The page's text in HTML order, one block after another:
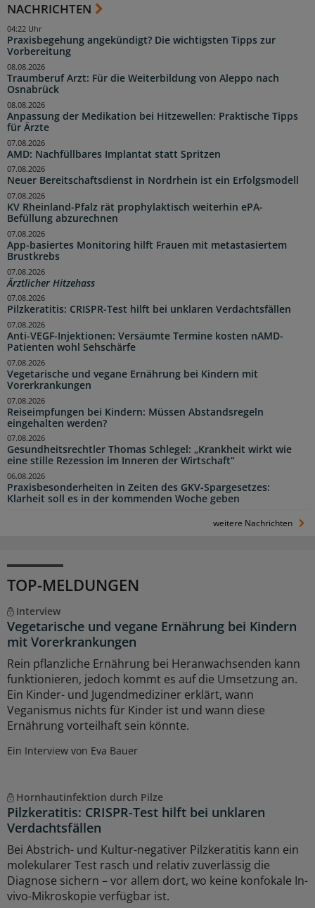
NACHRICHTEN
Praxisbegehung angekündigt? Die wichtigsten Tipps zur
Vorbereitung
04:22 Uhr
Traumberuf Arzt: Für die Weiterbildung von Aleppo nach
Osnabrück
08.08.2026
Anpassung der Medikation bei Hitzewellen: Praktische Tipps
für Ärzte
08.08.2026
AMD: Nachfüllbares Implantat statt Spritzen
07.08.2026
Neuer Bereitschaftsdienst in Nordrhein ist ein Erfolgsmodell
07.08.2026
KV Rheinland-Pfalz rät prophylaktisch weiterhin ePA-
Befüllung abzurechnen
07.08.2026
App-basiertes Monitoring hilft Frauen mit metastasiertem
Brustkrebs
07.08.2026
Ärztlicher Hitzehass
07.08.2026
Pilzkeratitis: CRISPR-Test hilft bei unklaren Verdachtsfällen
07.08.2026
Anti-VEGF-Injektionen: Versäumte Termine kosten nAMD-
Patienten wohl Sehschärfe
07.08.2026
Vegetarische und vegane Ernährung bei Kindern mit
Vorerkrankungen
07.08.2026
Reiseimpfungen bei Kindern: Müssen Abstandsregeln
eingehalten werden?
07.08.2026
Gesundheitsrechtler Thomas Schlegel: „Krankheit wirkt wie
eine stille Rezession im Inneren der Wirtschaft“
07.08.2026
Praxisbesonderheiten in Zeiten des GKV-Spargesetzes:
Klarheit soll es in der kommenden Woche geben
06.08.2026
weitere Nachrichten
TOP-MELDUNGEN
Interview
Vegetarische und vegane Ernährung bei Kindern
mit Vorerkrankungen
Rein pflanzliche Ernährung bei Heranwachsenden kann
funktionieren, jedoch kommt es auf die Umsetzung an.
Ein Kinder- und Jugendmediziner erklärt, wann
Veganismus nichts für Kinder ist und wann diese
Ernährung vorteilhaft sein könnte.
Ein Interview von Eva Bauer
Hornhautinfektion durch Pilze
Pilzkeratitis: CRISPR-Test hilft bei unklaren
Verdachtsfällen
Bei Abstrich- und Kultur-negativer Pilzkeratitis kann ein
molekularer Test rasch und relativ zuverlässig die
Diagnose sichern – vor allem dort, wo keine konfokale In-
vivo-Mikroskopie verfügbar ist.